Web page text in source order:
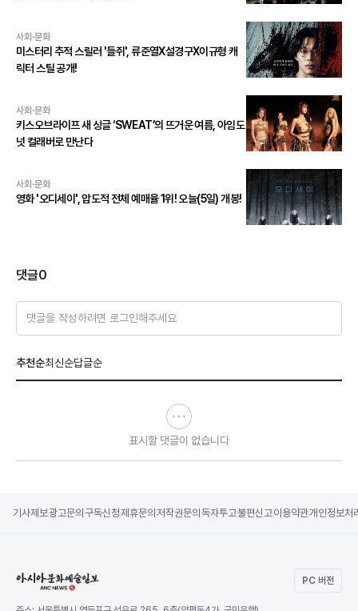
사회·문화
미스터리 추적 스릴러 '들쥐', 류준열X설경구X이규형 캐
릭터 스틸 공개!
사회·문화
키스오브라이프 새 싱글 ‘SWEAT’의 뜨거운 여름, 아임도
넛 컬래버로 만난다
사회·문화
영화 '오디세이', 압도적 전체 예매율 1위! 오늘(5일) 개봉!
댓글0
댓글을 작성하려면 로그인해주세요
추천순최신순답글순
표시할 댓글이 없습니다
기사제보광고문의 구독신청제휴문의 저작권문의 독자투고불편신고이용약관개인정보처
PC 버전